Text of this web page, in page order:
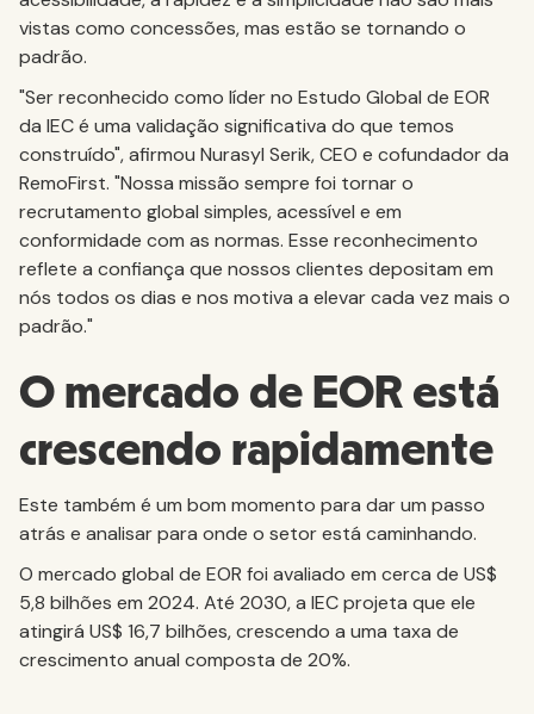
vistas como concessões, mas estão se tornando o
padrão.
"Ser reconhecido como líder no Estudo Global de EOR
da IEC é uma validação significativa do que temos
construído", afirmou Nurasyl Serik, CEO e cofundador da
RemoFirst. "Nossa missão sempre foi tornar o
recrutamento global simples, acessível e em
conformidade com as normas. Esse reconhecimento
reflete a confiança que nossos clientes depositam em
nós todos os dias e nos motiva a elevar cada vez mais o
padrão."
O mercado de EOR está
crescendo rapidamente
Este também é um bom momento para dar um passo
atrás e analisar para onde o setor está caminhando.
O mercado global de EOR foi avaliado em cerca de US$
5,8 bilhões em 2024. Até 2030, a IEC projeta que ele
atingirá US$ 16,7 bilhões, crescendo a uma taxa de
crescimento anual composta de 20%.